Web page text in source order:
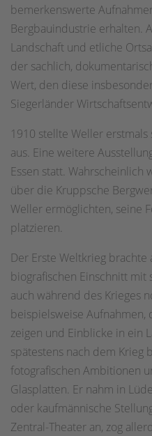
bemerkenswerte
Bergbauindustrie erhalten.
Landschaft und etliche
der sachlich,
Wert, den diese
Siegerländer
1910 stellte Weller
aus. Eine weitere
Essen statt. Wahrscheinlich
über die Kruppsche
Weller ermöglichten, seine
platzieren.
Der Erste Weltkrieg
biografischen Einschnitt mit
auch während des Krieges
beispielsweise Aufnahmen,
zeigen und Einblicke in ein
spätestens nach dem Krieg
fotografischen Ambitionen
Glasplatten. Er nahm in
oder kaufmännische
Zentral-Theater an, zog